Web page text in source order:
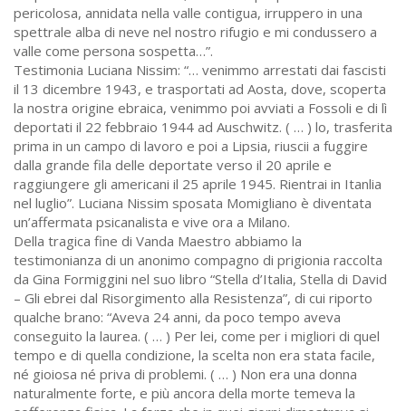
pericolosa, annidata nella valle contigua, irruppero in una
spettrale alba di neve nel nostro rifugio e mi condussero a
valle come persona sospetta…”.
Testimonia Luciana Nissim: “… venimmo arrestati dai fascisti
il 13 dicembre 1943, e trasportati ad Aosta, dove, scoperta
la nostra origine ebraica, venimmo poi avviati a Fossoli e di lì
deportati il 22 febbraio 1944 ad Auschwitz. ( … ) lo, trasferita
prima in un campo di lavoro e poi a Lipsia, riuscii a fuggire
dalla grande fila delle deportate verso il 20 aprile e
raggiungere gli americani il 25 aprile 1945. Rientrai in Itanlia
nel luglio”. Luciana Nissim sposata Momigliano è diventata
un’affermata psicanalista e vive ora a Milano.
Della tragica fine di Vanda Maestro abbiamo la
testimonianza di un anonimo compagno di prigionia raccolta
da Gina Formiggini nel suo libro “Stella d’Italia, Stella di David
– Gli ebrei dal Risorgimento alla Resistenza”, di cui riporto
qualche brano: “Aveva 24 anni, da poco tempo aveva
conseguito la laurea. ( … ) Per lei, come per i migliori di quel
tempo e di quella condizione, la scelta non era stata facile,
né gioiosa né priva di problemi. ( … ) Non era una donna
naturalmente forte, e più ancora della morte temeva la